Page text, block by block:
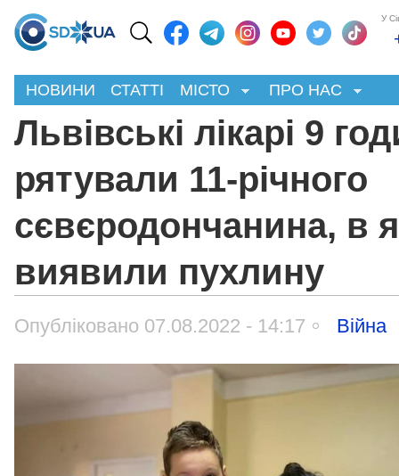
У
НОВИНИ СТАТТІ МІСТО ПРО НАС
Львівські лікарі 9
рятували 11-річного
сєвєродончанина, в
виявили пухлину
Опубліковано 07.08.2022 - 14:17 Війна